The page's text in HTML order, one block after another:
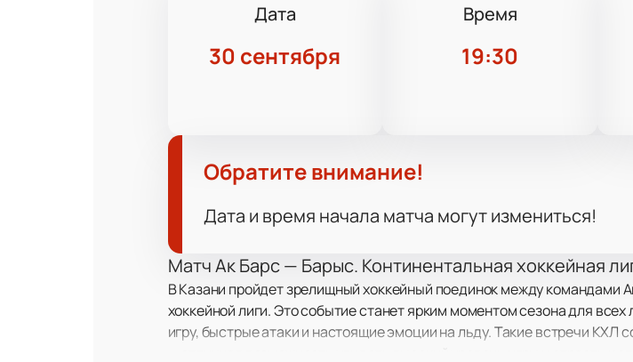
Дата
30 сентября
Время
19:30
Обратите внимание!
Дата и время начала матча могут измениться!
Матч Ак Барс — Барыс. Континентальная хоккейная
В Казани пройдет зрелищный хоккейный поединок между командами
хоккейной лиги. Это событие станет ярким моментом сезона для
игру, быстрые атаки и настоящие эмоции на льду. Такие встречи КХЛ